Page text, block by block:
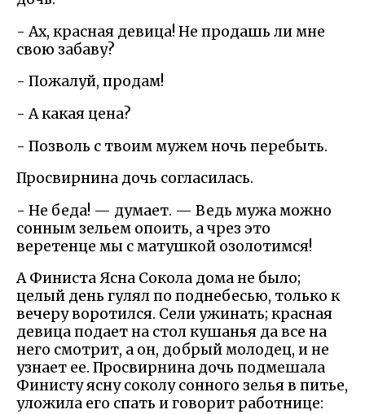
- Ах, красная девица! Не продашь ли мне
свою забаву?
- Пожалуй, продам!
- А какая цена?
- Позволь с твоим мужем ночь перебыть.
Просвирнина дочь согласилась.
- Не беда! — думает. — Ведь мужа можно
сонным зельем опоить, а чрез это
веретенце мы с матушкой озолотимся!
А Финиста Ясна Сокола дома не было;
целый день гулял по поднебесью, только к
вечеру воротился. Сели ужинать; красная
девица подает на стол кушанья да все на
него смотрит, а он, добрый молодец, и не
узнает ее. Просвирнина дочь подмешала
Финисту ясну соколу сонного зелья в питье,
уложила его спать и говорит работнице: